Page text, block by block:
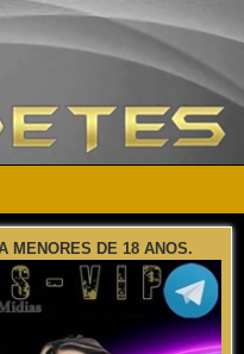
MENORES DE 18 ANOS.